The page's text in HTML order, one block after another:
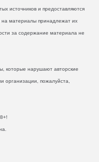
источников и предоставляются
на материалы принадлежат их
за содержание материала не
которые нарушают авторские
организации, пожалуйста,